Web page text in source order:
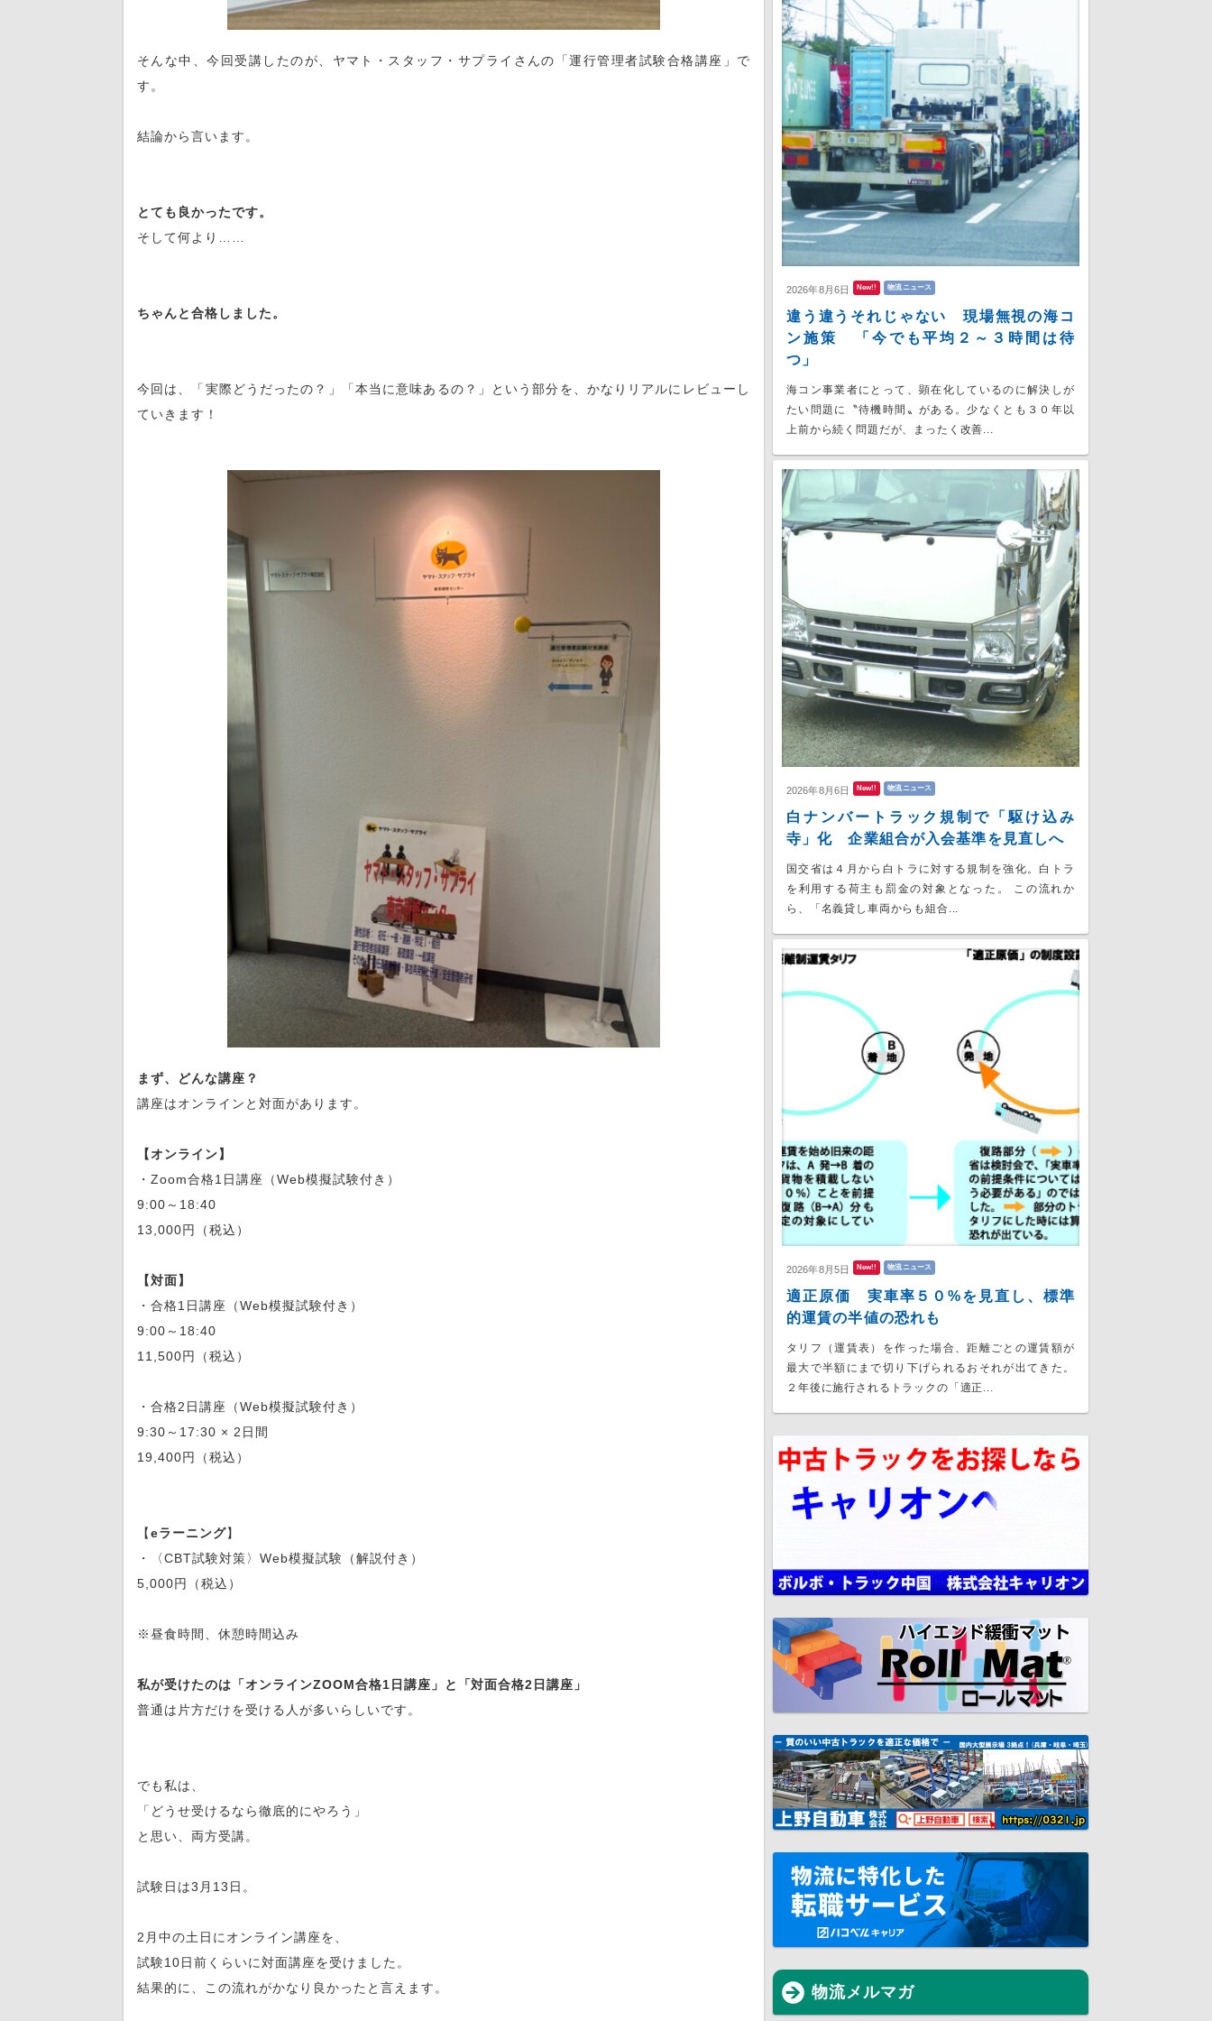
そんな中、今回受講したのが、ヤマト・スタッフ・サプライさんの「運行管理者試験合格講座」で
す。
結論から言います。
とても良かったです。
そして何より……
ちゃんと合格しました。
今回は、「実際どうだったの？」「本当に意味あるの？」という部分を、かなりリアルにレビューし
ていきます！
まず、どんな講座？
講座はオンラインと対面があります。
【オンライン】
・Zoom合格1日講座（Web模擬試験付き）
9:00～18:40
13,000円（税込）
【対面】
・合格1日講座（Web模擬試験付き）
9:00～18:40
11,500円（税込）
・合格2日講座（Web模擬試験付き）
9:30～17:30 × 2日間
19,400円（税込）
【eラーニング】
・〈CBT試験対策〉Web模擬試験（解説付き）
5,000円（税込）
※昼食時間、休憩時間込み
私が受けたのは「オンラインZOOM合格1日講座」と「対面合格2日講座」
普通は片方だけを受ける人が多いらしいです。
でも私は、
「どうせ受けるなら徹底的にやろう」
と思い、両方受講。
試験日は3月13日。
2月中の土日にオンライン講座を、
試験10日前くらいに対面講座を受けました。
結果的に、この流れがかなり良かったと言えます。
2026年8月6日 New!! 物流ニュース
違う違うそれじゃない 現場無視の海コ
ン施策 「今でも平均２～３時間は待
つ」
海コン事業者にとって、顕在化しているのに解決しが
たい問題に〝待機時間〟がある。少なくとも３０年以
上前から続く問題だが、まったく改善...
2026年8月6日 New!! 物流ニュース
白ナンバートラック規制で「駆け込み
寺」化 企業組合が入会基準を見直しへ
国交省は４月から白トラに対する規制を強化。白トラ
を利用する荷主も罰金の対象となった。 この流れか
ら、「名義貸し車両からも組合...
2026年8月5日 New!! 物流ニュース
適正原価 実車率５０%を見直し、標準
的運賃の半値の恐れも
タリフ（運賃表）を作った場合、距離ごとの運賃額が
最大で半額にまで切り下げられるおそれが出てきた。
２年後に施行されるトラックの「適正...
物流メルマガ